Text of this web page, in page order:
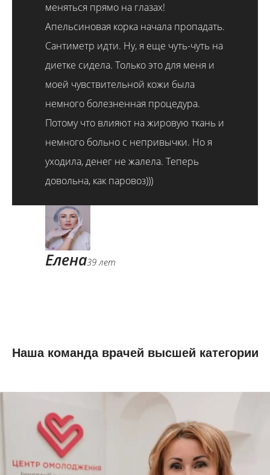
меняться прямо на глазах!
Апельсиновая корка начала пропадать.
Сантиметр идти. Ну, я еще чуть-чуть на
диетке сидела. Только это для меня и
моей чувствительной кожи была
немного болезненная процедура.
Потому что влияют на жировую ткань и
немного больно с непривычки. Но я
уходила, денег не жалела. Теперь
довольна, как паровоз)))
Елена39 лет
Наша команда врачей высшей категории